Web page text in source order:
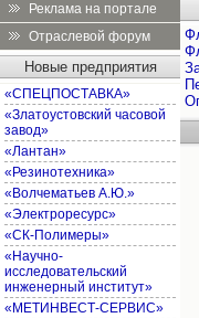
Реклама на портале
Отраслевой форум
Новые предприятия
«СПЕЦПОСТАВКА»
«Златоустовский часовой
завод»
«Лантан»
«Резинотехника»
«Волчематьев А.Ю.»
«Электроресурс»
«СК-Полимеры»
«Научно-
исследовательский
инженерный институт»
«МЕТИНВЕСТ-СЕРВИС»